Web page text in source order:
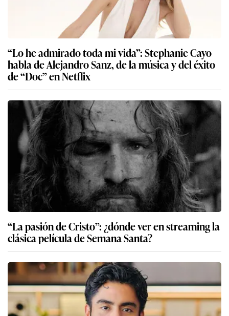
“Lo he admirado toda mi vida”: Stephanie Cayo
habla de Alejandro Sanz, de la música y del éxito
de “Doc” en Netflix
“La pasión de Cristo”: ¿dónde ver en streaming la
clásica película de Semana Santa?